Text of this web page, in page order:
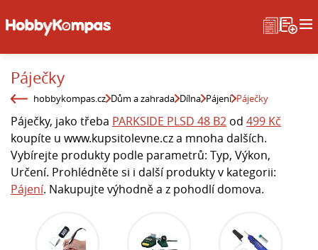
Páječky
hobbykompas.cz Dům a zahrada Dílna Pájení Páječky
Páječky, jako třeba PARKSIDE PLSD 48 B2 od 499 Kč
koupíte u www.kupsitolevne.cz a mnoha dalších.
Vybírejte produkty podle parametrů: Typ, Výkon,
Určení. Prohlédněte si i další produkty v kategorii:
Pájení. Nakupujte výhodně a z pohodlí domova.